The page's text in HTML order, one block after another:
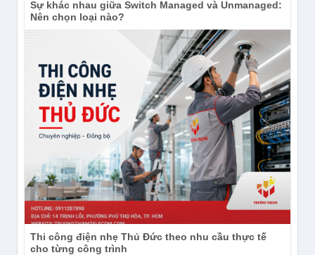
Sự khác nhau giữa Switch Managed và Unmanaged:
Nên chọn loại nào?
Thi công điện nhẹ Thủ Đức theo nhu cầu thực tế
cho từng công trình